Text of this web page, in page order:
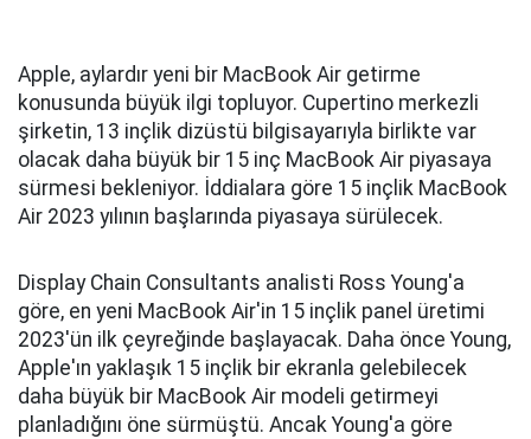
Apple, aylardır yeni bir MacBook Air getirme
konusunda büyük ilgi topluyor. Cupertino merkezli
şirketin, 13 inçlik dizüstü bilgisayarıyla birlikte var
olacak daha büyük bir 15 inç MacBook Air piyasaya
sürmesi bekleniyor. İddialara göre 15 inçlik MacBook
Air 2023 yılının başlarında piyasaya sürülecek.
Display Chain Consultants analisti Ross Young'a
göre, en yeni MacBook Air'in 15 inçlik panel üretimi
2023'ün ilk çeyreğinde başlayacak. Daha önce Young,
Apple'ın yaklaşık 15 inçlik bir ekranla gelebilecek
daha büyük bir MacBook Air modeli getirmeyi
planladığını öne sürmüştü. Ancak Young'a göre